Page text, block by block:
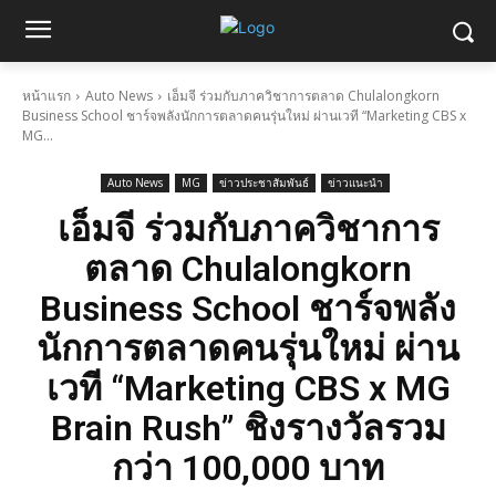
หน้าแรก Auto News
เอ็มจี ร่วมกับภาควิชาการตลาด Chulalongkorn
Business School ชาร์จพลังนักการตลาดคนรุ่นใหม่ ผ่านเวที “Marketing CBS x
MG...
Auto News MG ข่าวประชาสัมพันธ์ ข่าวแนะนำ
เอ็มจี ร่วมกับภาควิชาการ
ตลาด Chulalongkorn
Business School ชาร์จพลัง
นักการตลาดคนรุ่นใหม่ ผ่าน
เวที “Marketing CBS x MG
Brain Rush” ชิงรางวัลรวม
กว่า 100,000 บาท